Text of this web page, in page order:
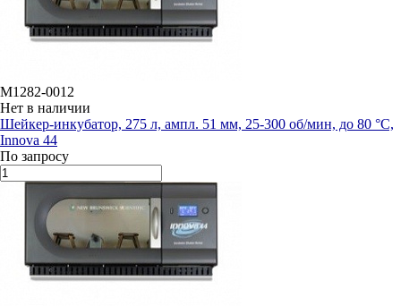
M1282-0012
Нет в наличии
Шейкер-инкубатор, 275 л, ампл. 51 мм, 25-300 об/мин, до 80 °C,
Innova 44
По запросу